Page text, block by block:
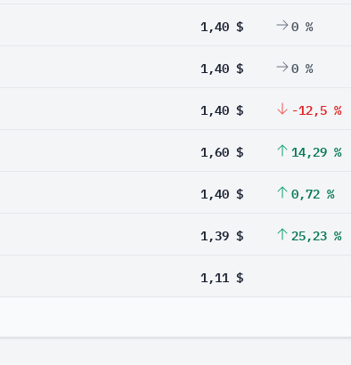
1,40 $ 0 %
1,40 $ 0 %
1,40 $ -12,5 %
1,60 $ 14,29 %
1,40 $ 0,72 %
1,39 $ 25,23 %
1,11 $